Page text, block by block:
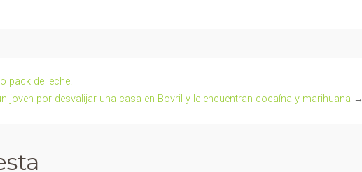
pack de leche!
joven por desvalijar una casa en Bovril y le encuentran cocaína y marihuana →